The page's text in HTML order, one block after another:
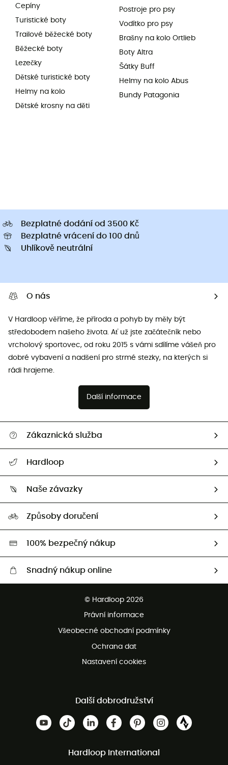
Cepíny
Turistické boty
Trailové běžecké boty
Běžecké boty
Lezečky
Dětské turistické boty
Helmy na kolo
Dětské krosny na děti
Postroje pro psy
Vodítko pro psy
Brašny na kolo Ortlieb
Boty Altra
Šátky Buff
Helmy na kolo Abus
Bundy Patagonia
Bezplatné dodání od 3500 Kč
Bezplatné vrácení do 100 dnů
Uhlíkově neutrální
O nás
V Hardloop věříme, že příroda a pohyb by měly být
středobodem našeho života. Ať už jste začátečník nebo
vrcholový sportovec, od roku 2015 s vámi sdílíme vášeň pro
dobré vybavení a nadšení pro strmé stezky, na kterých si
rádi hrajeme.
Další informace
Zákaznická služba
Vrácení zboží a peněz
Hardloop
Naši Ambasadoři
Naše závazky
Second hand
HardGreen
Způsoby doručení
100% bezpečný nákup
Snadný nákup online
Bezplatné vrácení do 100 dnů
© Hardloop 2026
Právní informace
Všeobecné obchodní podmínky
Ochrana dat
Nastavení cookies
Další dobrodružství
Hardloop International